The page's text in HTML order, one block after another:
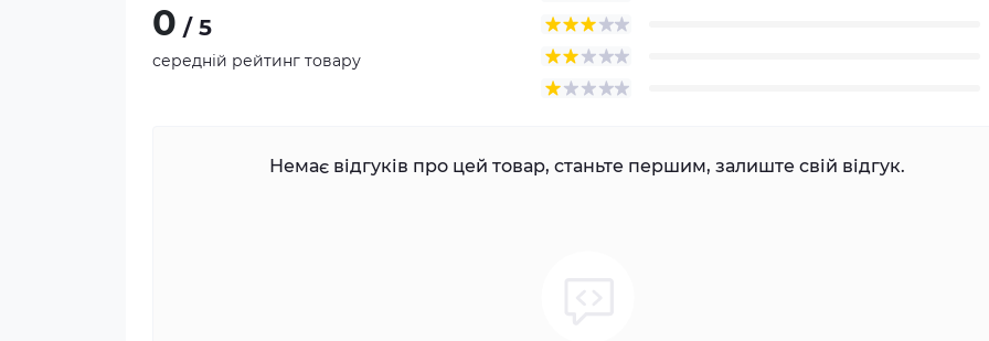
0 / 5
середній рейтинг товару
Немає відгуків про цей товар, станьте першим, залиште свій відгук.